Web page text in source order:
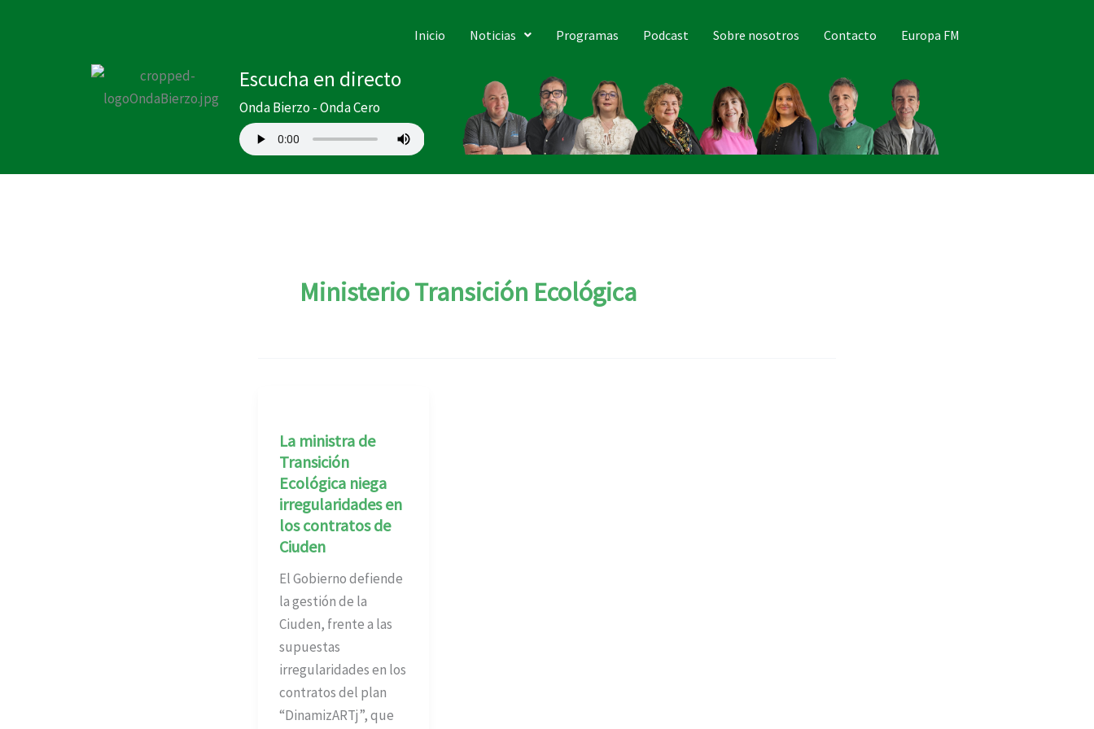
Inicio Noticias Programas Podcast Sobre nosotros Contacto Europa FM
Escucha en directo
Onda Bierzo - Onda Cero
Ministerio Transición Ecológica
La ministra de
Transición
Ecológica niega
irregularidades en
los contratos de
Ciuden
El Gobierno defiende
la gestión de la
Ciuden, frente a las
supuestas
irregularidades en los
contratos del plan
“DinamizARTj”, que